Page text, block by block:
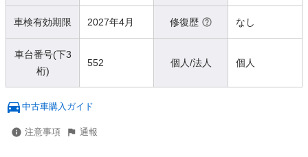
車検有効期限 2027年4月 修復歴 なし
車台番号(下3
桁)
552 個人/法人 個人
中古車購入ガイド
注意事項 通報